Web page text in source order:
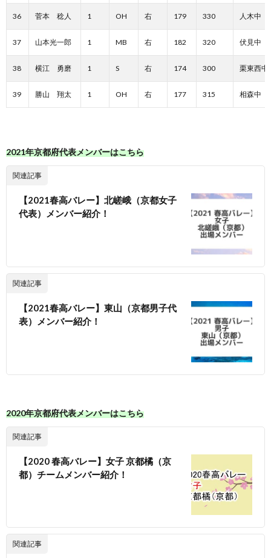
36 菅本 稔人 1 OH 右 179 330 人木中
37 山本光一郎 1 MB 右 182 320 伏見中
38 横江 勇磨 1 S 右 174 300 栗東西中
39 勝山 翔太 1 OH 右 177 315 相森中
2021年京都府代表メンバーはこちら
関連記事
【2021春高バレー】北嵯峨（京都女子
代表）メンバー紹介！
関連記事
【2021春高バレー】東山（京都男子代
表）メンバー紹介！
2020年京都府代表メンバーはこちら
関連記事
【2020 春高バレー】女子 京都橘（京
都）チームメンバー紹介！
関連記事